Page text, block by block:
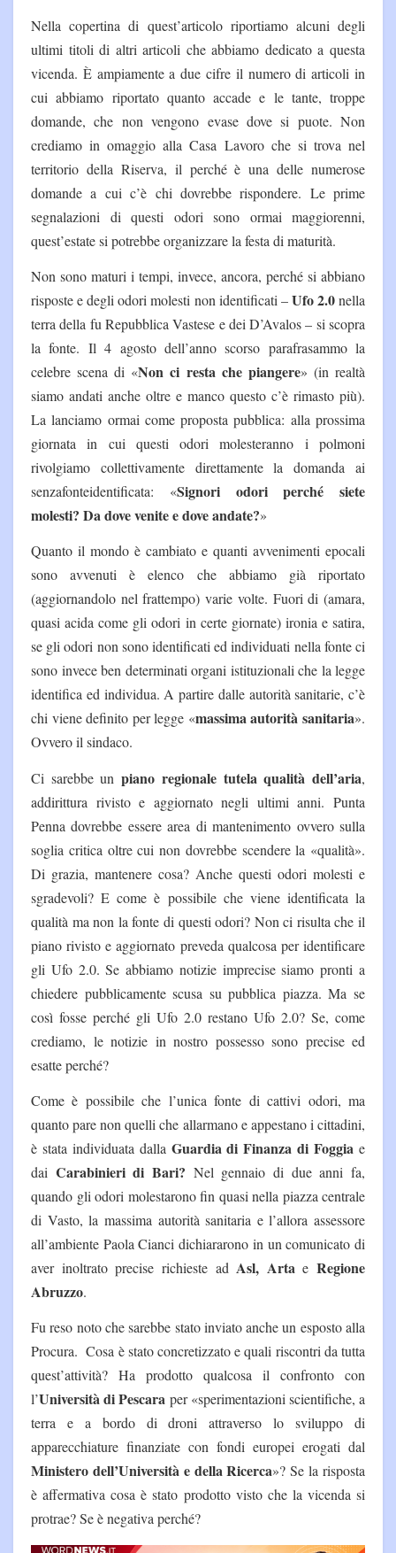
Nella copertina di quest’articolo riportiamo alcuni degli
ultimi titoli di altri articoli che abbiamo dedicato a questa
vicenda. È ampiamente a due cifre il numero di articoli in
cui abbiamo riportato quanto accade e le tante, troppe
domande, che non vengono evase dove si puote. Non
crediamo in omaggio alla Casa Lavoro che si trova nel
territorio della Riserva, il perché è una delle numerose
domande a cui c’è chi dovrebbe rispondere. Le prime
segnalazioni di questi odori sono ormai maggiorenni,
quest’estate si potrebbe organizzare la festa di maturità.
Non sono maturi i tempi, invece, ancora, perché si abbiano
risposte e degli odori molesti non identificati –Ufo 2.0nella
terra della fu Repubblica Vastese e dei D’Avalos – si scopra
la fonte. Il 4 agosto dell’anno scorso parafrasammo la
celebre scena di «Non ci resta che piangere» (in realtà
siamo andati anche oltre e manco questo c’è rimasto più).
La lanciamo ormai come proposta pubblica: alla prossima
giornata in cui questi odori molesteranno i polmoni
rivolgiamo collettivamente direttamente la domanda ai
senzafonteidentificata: «Signori odori perché siete
molesti? Da dove venite e dove andate?»
Quanto il mondo è cambiato e quanti avvenimenti epocali
sono avvenuti è elenco che abbiamo già riportato
(aggiornandolo nel frattempo) varie volte. Fuori di (amara,
quasi acida come gli odori in certe giornate) ironia e satira,
se gli odori non sono identificati ed individuati nella fonte ci
sono invece ben determinati organi istituzionali che la legge
identifica ed individua. A partire dalle autorità sanitarie, c’è
chi viene definito per legge «massima autorità sanitaria».
Ovvero il sindaco.
Ci sarebbe unpiano regionale tutela qualità dell’aria,
addirittura rivisto e aggiornato negli ultimi anni. Punta
Penna dovrebbe essere area di mantenimento ovvero sulla
soglia critica oltre cui non dovrebbe scendere la «qualità».
Di grazia, mantenere cosa? Anche questi odori molesti e
sgradevoli? E come è possibile che viene identificata la
qualità ma non la fonte di questi odori? Non ci risulta che il
piano rivisto e aggiornato preveda qualcosa per identificare
gli Ufo 2.0. Se abbiamo notizie imprecise siamo pronti a
chiedere pubblicamente scusa su pubblica piazza. Ma se
così fosse perché gli Ufo 2.0 restano Ufo 2.0? Se, come
crediamo, le notizie in nostro possesso sono precise ed
esatte perché?
Come è possibile che l’unica fonte di cattivi odori, ma
quanto pare non quelli che allarmano e appestano i cittadini,
è stata individuata dalla Guardia di Finanza di Foggia e
dai Carabinieri di Bari? Nel gennaio di due anni fa,
quando gli odori molestarono fin quasi nella piazza centrale
di Vasto, la massima autorità sanitaria e l’allora assessore
all’ambiente Paola Cianci dichiararono in un comunicato di
aver inoltrato precise richieste ad Asl, Arta e Regione
Abruzzo.
Fu reso noto che sarebbe stato inviato anche un esposto alla
Procura. Cosa è stato concretizzato e quali riscontri da tutta
quest’attività? Ha prodotto qualcosa il confronto con
l’Università di Pescara per «sperimentazioni scientifiche, a
terra e a bordo di droni attraverso lo sviluppo di
apparecchiature finanziate con fondi europei erogati dal
Ministero dell’Università e della Ricerca»? Se la risposta
è affermativa cosa è stato prodotto visto che la vicenda si
protrae? Se è negativa perché?